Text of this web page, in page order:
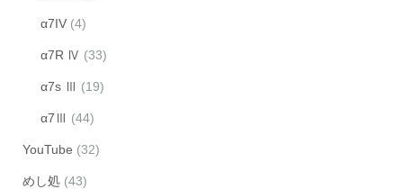
α7IV (4)
α7R Ⅳ (33)
α7s Ⅲ (19)
α7Ⅲ (44)
YouTube (32)
めし処 (43)